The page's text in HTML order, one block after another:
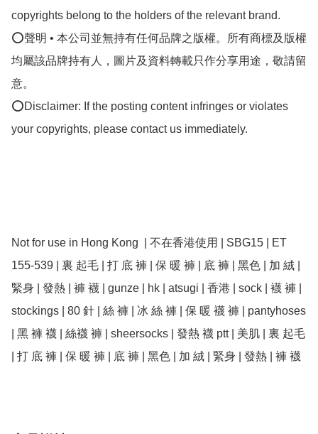
copyrights belong to the holders of the relevant brand.
⭕聲明 • 本公司並無持有任何品牌之版權。所有商標及版權
均屬該品牌持有人，圖片及資料轉載只作分享用途，敬請留
意。
⭕Disclaimer: If the posting content infringes or violates
your copyrights, please contact us immediately.
Not for use in Hong Kong  | 不在香港使用 | SBG15 | ET
155-539 | 裏 起毛 | 打 底 褲 | 保 暖 褲 | 底 褲 | 黑色 | 加 絨 |
緊身 | 發熱 | 褲 襪 | gunze | hk | atsugi | 香港 | sock | 襪 褲 |
stockings | 80 針 | 絲 褲 | 冰 絲 褲 | 保 暖 襪 褲 | pantyhoses
| 黑 褲 襪 | 絲襪 褲 | sheersocks | 發熱 襪 ptt | 美肌 | 裏 起毛
| 打 底 褲 | 保 暖 褲 | 底 褲 | 黑色 | 加 絨 | 緊身 | 發熱 | 褲 襪